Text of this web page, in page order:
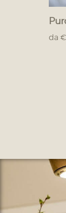
da €